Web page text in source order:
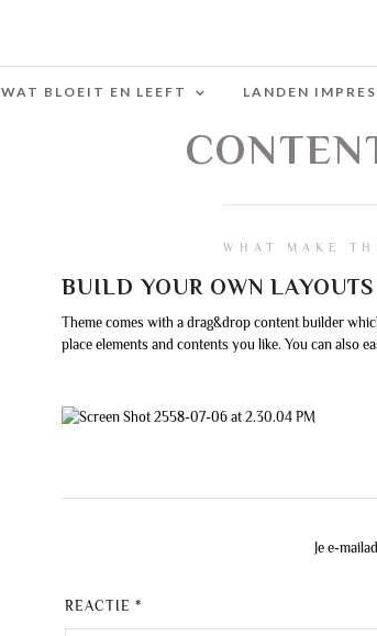
WAT BLOEIT EN LEEFT LANDEN
WHAT MAKE
BUILD YOUR OWN
Theme comes with a drag&drop content builder
place elements and contents you like. You can also
Je e-
REACTIE*